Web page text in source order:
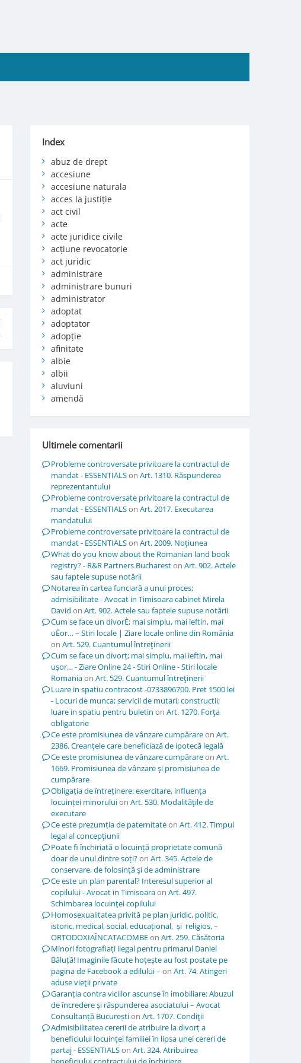
Index
abuz de drept
accesiune
accesiune naturala
acces la justiție
act civil
acte
acte juridice civile
acțiune revocatorie
act juridic
administrare
administrare bunuri
administrator
adoptat
adoptator
adopție
afinitate
albie
albii
aluviuni
amendă
Ultimele comentarii
Probleme controversate privitoare la contractul de
mandat - ESSENTIALSon Art. 1310. Răspunderea
reprezentantului
Probleme controversate privitoare la contractul de
mandat - ESSENTIALSon Art. 2017. Executarea
mandatului
Probleme controversate privitoare la contractul de
mandat - ESSENTIALSon Art. 2009. Noţiunea
What do you know about the Romanian land book
registry? - R&R Partners Buchareston Art. 902. Actele
sau faptele supuse notării
Notarea în cartea funciară a unui proces;
admisibilitate - Avocat in Timisoara cabinet Mirela
David on Art. 902. Actele sau faptele supuse notării
Cum se face un divorÈ; mai simplu, mai ieftin, mai
uÈor… – Stiri locale | Ziare locale online din România
on Art. 529. Cuantumul întreţinerii
Cum se face un divorț; mai simplu, mai ieftin, mai
ușor… - Ziare Online 24 - Stiri Online - Stiri locale
Romaniaon Art. 529. Cuantumul întreţinerii
Luare in spatiu contracost -0733896700. Pret 1500 lei
- Locuri de munca; servicii de mutari; constructii;
luare in spatiu pentru buletin on Art. 1270. Forţa
obligatorie
Ce este promisiunea de vânzare cumpărareon Art.
2386. Creanţele care beneficiază de ipotecă legală
Ce este promisiunea de vânzare cumpărareon Art.
1669. Promisiunea de vânzare şi promisiunea de
cumpărare
Obligația de întreținere: exercitare, influența
locuinței minoruluion Art. 530. Modalităţile de
executare
Ce este prezumția de paternitateon Art. 412. Timpul
legal al concepţiunii
Poate fi închiriată o locuință proprietate comună
doar de unul dintre soți?on Art. 345. Actele de
conservare, de folosinţă şi de administrare
Ce este un plan parental? Interesul superior al
copilului - Avocat in Timisoaraon Art. 497.
Schimbarea locuinţei copilului
Homosexualitatea privită pe plan juridic, politic,
istoric, medical, social, educațional, și religios, –
ORTODOXIAÎNCATACOMBEon Art. 259. Căsătoria
Minori fotografiați ilegal pentru primarul Daniel
Băluță! Imaginile făcute hoțește au fost postate pe
pagina de Facebook a edilului – on Art. 74. Atingeri
aduse vieţii private
Garanția contra viciilor ascunse în imobiliare: Abuzul
de încredere și răspunderea asociatului – Avocat
Consultanță Bucureștion Art. 1707. Condiţii
Admisibilitatea cererii de atribuire la divorț a
beneficiului locuinței familiei în lipsa unei cereri de
partaj - ESSENTIALSon Art. 324. Atribuirea